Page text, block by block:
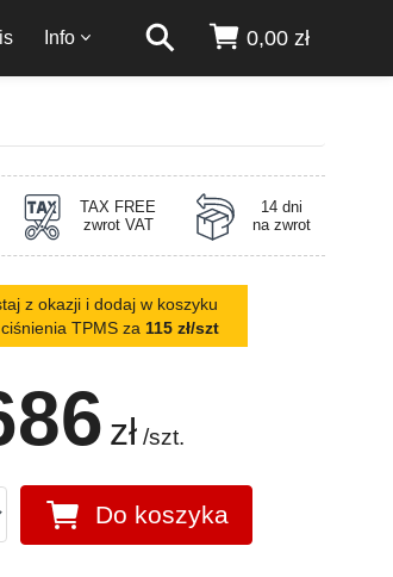
0,00 zł
Info
TAX FREE
zwrot VAT
14 dni
na zwrot
z okazji i dodaj w koszyku
TPMS za 115 zł/szt
zł /szt.
Do koszyka